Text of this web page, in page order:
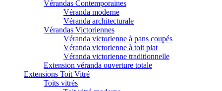
Vérandas Contemporaines
Véranda moderne
Véranda architecturale
Vérandas Victoriennes
Véranda victorienne à pans coupés
Véranda victorienne à toit plat
Véranda victorienne traditionnelle
Extension véranda ouverture totale
Extensions Toit Vitré
Toits vitrés